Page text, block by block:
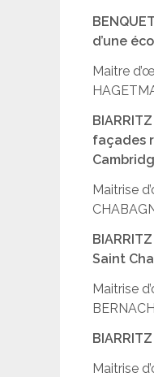
d’une
Maitre
façades
Maitrise
BIARRITZ
Saint
Maitrise
BIARRITZ
Maitrise